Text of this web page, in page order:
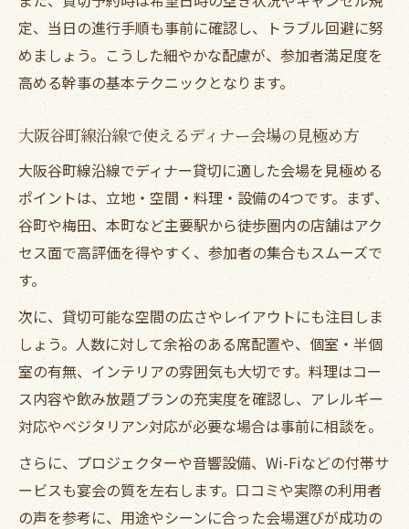
定、当日の進行手順も事前に確認し、トラブル回避に努
めましょう。こうした細やかな配慮が、参加者満足度を
高める幹事の基本テクニックとなります。
大阪谷町線沿線で使えるディナー会場の見極め方
大阪谷町線沿線でディナー貸切に適した会場を見極める
ポイントは、立地・空間・料理・設備の4つです。まず、
谷町や梅田、本町など主要駅から徒歩圏内の店舗はアク
セス面で高評価を得やすく、参加者の集合もスムーズで
す。
次に、貸切可能な空間の広さやレイアウトにも注目しま
しょう。人数に対して余裕のある席配置や、個室・半個
室の有無、インテリアの雰囲気も大切です。料理はコー
ス内容や飲み放題プランの充実度を確認し、アレルギー
対応やベジタリアン対応が必要な場合は事前に相談を。
さらに、プロジェクターや音響設備、Wi-Fiなどの付帯サ
ービスも宴会の質を左右します。口コミや実際の利用者
の声を参考に、用途やシーンに合った会場選びが成功の